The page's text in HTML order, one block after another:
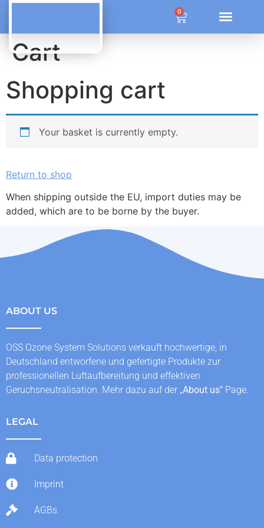
0
Cart
Shopping cart
Your basket is currently empty.
Return to shop
When shipping outside the EU, import duties may be
added, which are to be borne by the buyer.
ABOUT US
OSS Ozone System Solutions verkauft hochwertige, in
Deutschland entworfene und gefertigte Produkte zur
professionellen Luftaufbereitung und effektiven
Geruchsneutralisation. Mehr dazu auf der „About us" Page.
LEGAL
Data protection
Imprint
AGBs